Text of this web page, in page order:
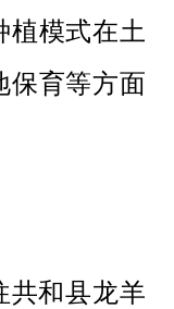
植模式在土
保育等方面
共和县龙羊